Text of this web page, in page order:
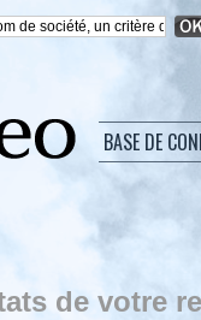
BASE DE
de votre